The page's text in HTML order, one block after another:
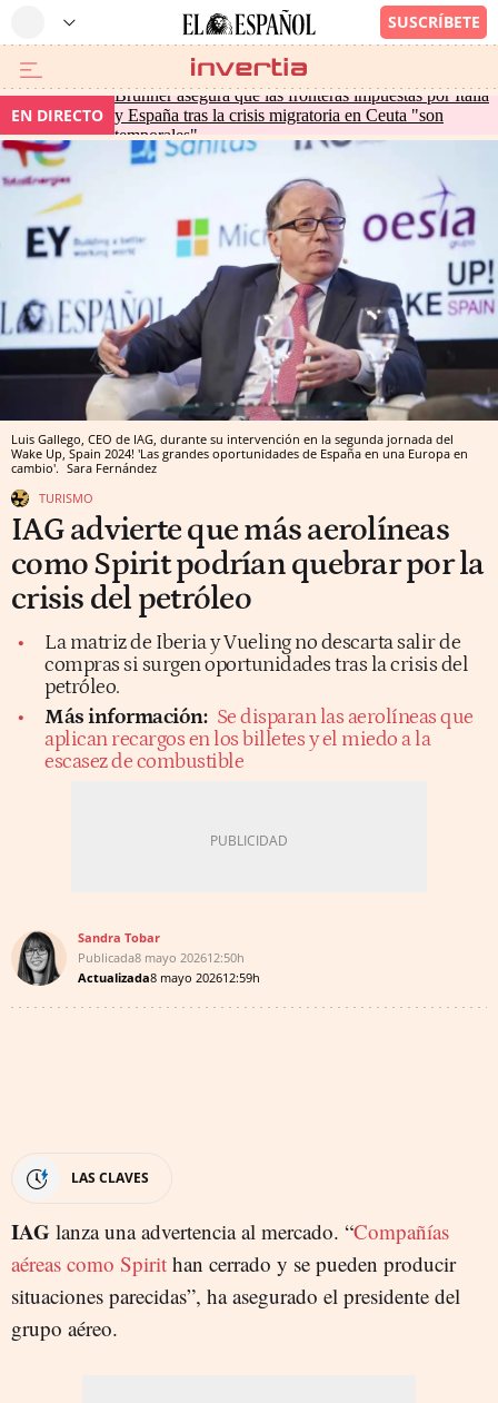
EN DIRECTO
Brunner asegura que las fronteras impuestas por Italia
y España tras la crisis migratoria en Ceuta "son
temporales"
Luis Gallego, CEO de IAG, durante su intervención en la segunda jornada del
Wake Up, Spain 2024! 'Las grandes oportunidades de España en una Europa en
cambio'. Sara Fernández
TURISMO
IAG advierte que más aerolíneas
como Spirit podrían quebrar por la
crisis del petróleo
La matriz de Iberia y Vueling no descarta salir de
compras si surgen oportunidades tras la crisis del
petróleo.
Más información: Se disparan las aerolíneas que
aplican recargos en los billetes y el miedo a la
escasez de combustible
Sandra Tobar
Publicada8 mayo 202612:50h
Actualizada8 mayo 202612:59h
LAS CLAVES
IAG lanza una advertencia al mercado. “Compañías
aéreas como Spirit han cerrado y se pueden producir
situaciones parecidas”, ha asegurado el presidente del
grupo aéreo.